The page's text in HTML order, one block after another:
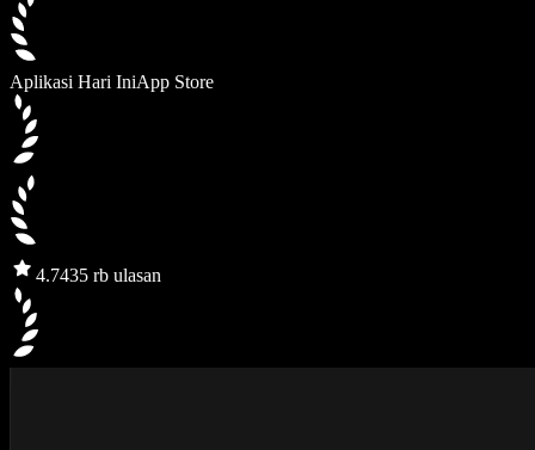
Aplikasi Hari IniApp Store
4.7435 rb ulasan